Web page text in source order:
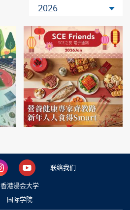
2026
联络我们
香港浸会大学
国际学院